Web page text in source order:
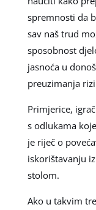
spremnosti da
sav naš trud
sposobnost
jasnoća u
preuzimanja
Primjerice,
s odlukama
je riječ o
iskorištavanju
stolom.
Ako u takvim